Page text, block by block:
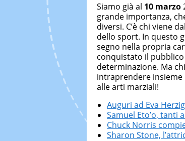
numerose testate
Siamo già al 10 marzo
grande importanza,
diversi. C’è chi viene
dello sport. In questo
segno nella propria
conquistato il
determinazione. Ma
intraprendere insieme
alle arti marziali!
Auguri ad Eva
Samuel Eto’o, tanti
Chuck Norris
Sharon Stone,